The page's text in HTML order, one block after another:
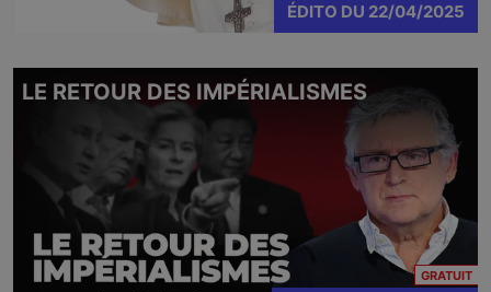
ÉDITO DU 22/04/2025
LE RETOUR DES IMPÉRIALISMES
GRATUIT